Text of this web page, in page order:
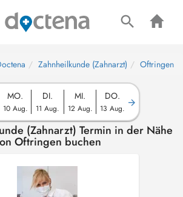
Zahnheilkunde (Zahnarzt) Oftringen
MO.
10 Aug.
DI.
11 Aug.
MI.
12 Aug.
DO.
13 Aug.
(Zahnarzt) Termin in der Nähe
Oftringen buchen